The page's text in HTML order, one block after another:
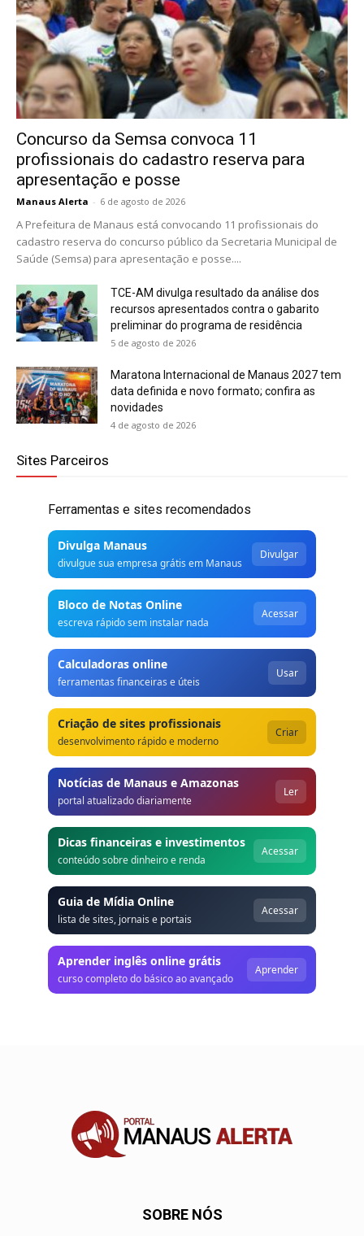
Concurso da Semsa convoca 11
profissionais do cadastro reserva para
apresentação e posse
Manaus Alerta - 6 de agosto de 2026
A Prefeitura de Manaus está convocando 11 profissionais do
cadastro reserva do concurso público da Secretaria Municipal de
Saúde (Semsa) para apresentação e posse....
TCE-AM divulga resultado da análise dos
recursos apresentados contra o gabarito
preliminar do programa de residência
5 de agosto de 2026
Maratona Internacional de Manaus 2027 tem
data definida e novo formato; confira as
novidades
4 de agosto de 2026
Sites Parceiros
Ferramentas e sites recomendados
Divulga Manaus
divulgue sua empresa grátis em Manaus
Divulgar
Bloco de Notas Online
escreva rápido sem instalar nada
Acessar
Calculadoras online
ferramentas financeiras e úteis
Usar
Criação de sites profissionais
desenvolvimento rápido e moderno
Criar
Notícias de Manaus e Amazonas
portal atualizado diariamente
Ler
Dicas financeiras e investimentos
conteúdo sobre dinheiro e renda
Acessar
Guia de Mídia Online
lista de sites, jornais e portais
Acessar
Aprender inglês online grátis
curso completo do básico ao avançado
Aprender
SOBRE NÓS